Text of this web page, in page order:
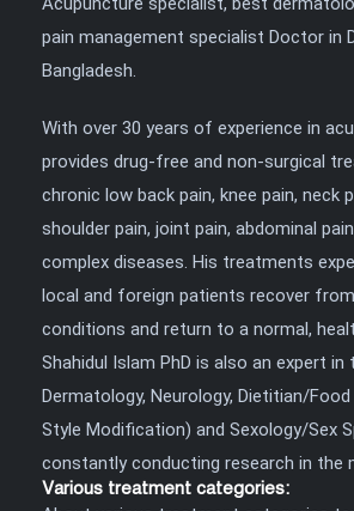
pain management specialist Doctor in
Bangladesh.
With over 30 years of experience in
provides drug-free and non-surgical
chronic low back pain, knee pain, neck
shoulder pain, joint pain, abdominal
complex diseases. His treatments
local and foreign patients recover
conditions and return to a normal,
Shahidul Islam PhD is also an expert
Dermatology, Neurology, Dietitian/
Style Modification) and Sexology/Sex
constantly conducting research in the
Various treatment categories: